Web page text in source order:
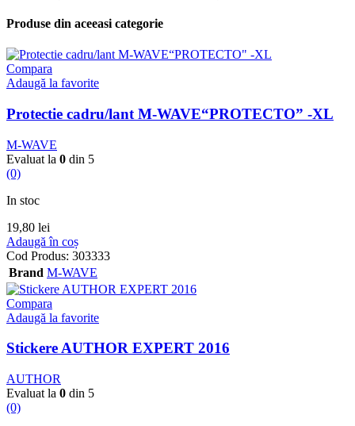
Produse din aceeasi categorie
Compara
Adaugă la favorite
Protectie cadru/lant M-WAVE“PROTECTO” -XL
M-WAVE
Evaluat la 0 din 5
(0)
In stoc
19,80 lei
Adaugă în coș
Cod Produs: 303333
Brand M-WAVE
Compara
Adaugă la favorite
Stickere AUTHOR EXPERT 2016
AUTHOR
Evaluat la 0 din 5
(0)